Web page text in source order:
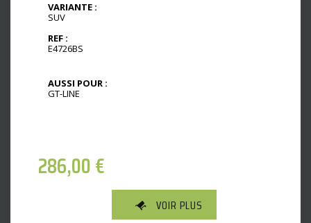
VARIANTE :
SUV
REF :
E4726BS
AUSSI POUR :
GT-LINE
286,00€
VOIR PLUS